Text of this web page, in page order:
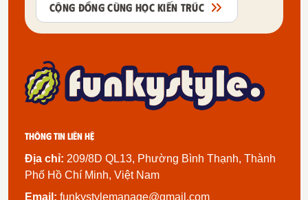
CỘNG ĐỒNG CÙNG HỌC KIẾN TRÚC
Thông tin liên hệ
Địa chỉ: 209/8D QL13, Phường Bình Thạnh, Thành
Phố Hồ Chí Minh, Việt Nam
Email: funkystylemanage@gmail.com